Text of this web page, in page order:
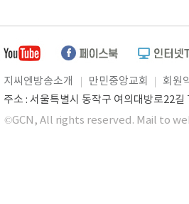
지씨엔방송소개 만민중앙교회 회원
주소 : 서울특별시 동작구 여의대방로
©GCN, All rights reserved. Mail to